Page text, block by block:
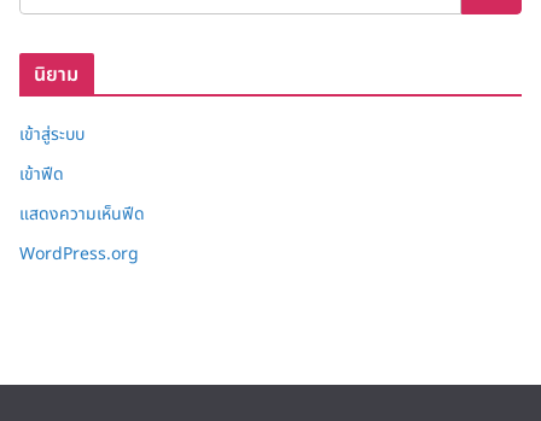
ก็
นิยาม
เข้าสู่ระบบ
เข้าฟีด
แสดงความเห็นฟีด
WordPress.org